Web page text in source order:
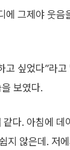
그제야 웃음
싶었다”라
보였다.
다. 아침에 데
지 않은데. 저